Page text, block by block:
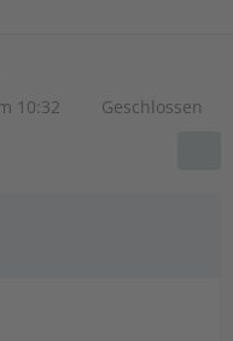
10:32 Geschlossen